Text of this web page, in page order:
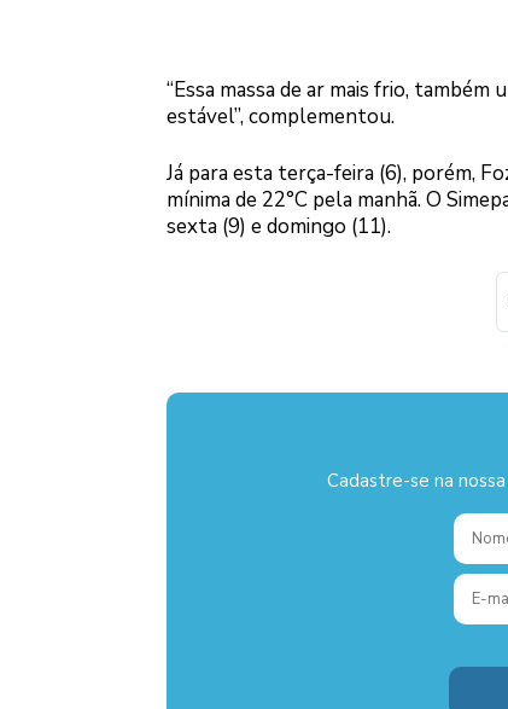
“Essa massa de ar mais frio,
estável”, complementou.
Já para esta terça-feira (6), porém,
mínima de 22°C pela manhã. O
sexta (9) e domingo (11).
Cadastre-se na